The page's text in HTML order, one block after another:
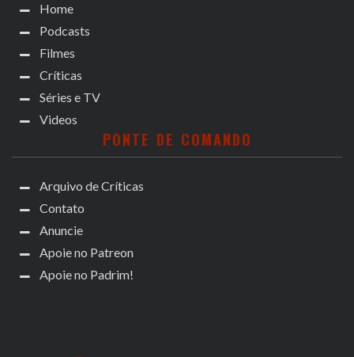
Home
Podcasts
Filmes
Críticas
Séries e TV
Videos
PONTE DE COMANDO
Arquivo de Críticas
Contato
Anuncie
Apoie no Patreon
Apoie no Padrim!